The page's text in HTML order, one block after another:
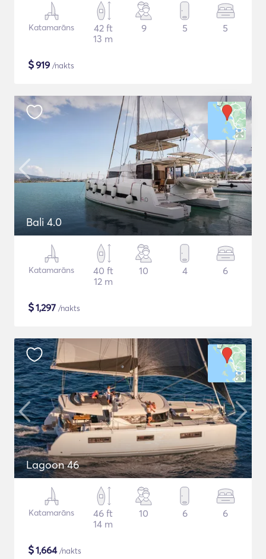
Katamarāns
42 ft
13 m
9 5 5
$919 /nakts
Bali 4.0
Katamarāns
40 ft
12 m
10 4 6
$1,297 /nakts
Lagoon 46
Katamarāns
46 ft
14 m
10 6 6
$1,664/nakts